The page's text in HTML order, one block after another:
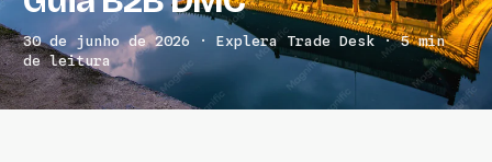
30 de junho de 2026 · Explera Trade Desk · 5 min
de leitura